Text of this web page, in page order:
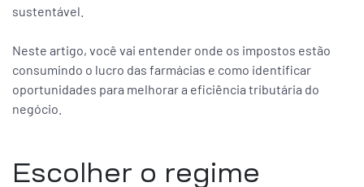
sustentável.
Neste artigo, você vai entender onde os impostos estão
consumindo o lucro das farmácias e como identificar
oportunidades para melhorar a eficiência tributária do
negócio.
Escolher o regime